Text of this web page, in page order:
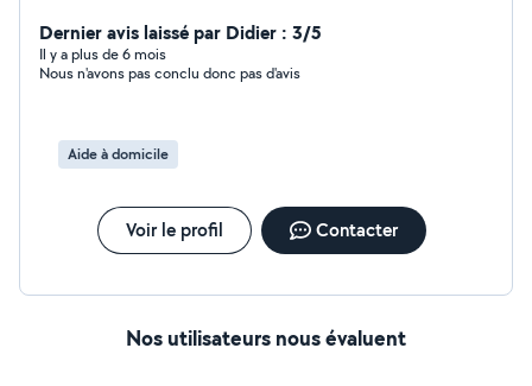
Dernier avis laissé par Didier : 3/5
Il y a plus de 6 mois
Nous n'avons pas conclu donc pas d'avis
Aide à domicile
Voir le profil Contacter
Nos utilisateurs nous évaluent